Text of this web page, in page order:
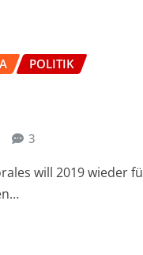
POLITIK
3
will 2019 wieder